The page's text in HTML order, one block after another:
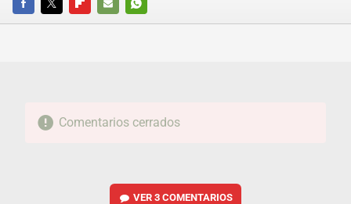
FACEBOOKTWITTERFLIPBOARD
E-
WHATSAPP
Comentarios cerrados
VER3 COMENTARIOS